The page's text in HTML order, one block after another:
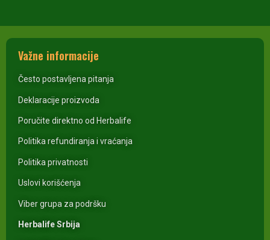
Važne informacije
Često postavljena pitanja
Deklaracije proizvoda
Poručite direktno od Herbalife
Politika refundiranja i vraćanja
Politika privatnosti
Uslovi korišćenja
Viber grupa za podršku
Herbalife Srbija